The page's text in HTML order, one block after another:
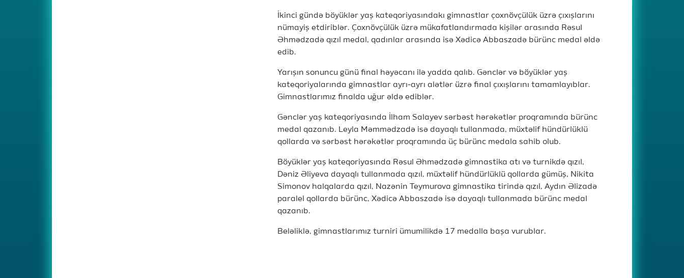
İkinci gündə böyüklər yaş kateqoriyasındakı gimnastlar çoxnövçülük üzrə çıxışlarını
nümayiş etdiriblər. Çoxnövçülük üzrə mükafatlandırmada kişilər arasında Rəsul
Əhmədzadə qızıl medal, qadınlar arasında isə Xədicə Abbaszadə bürünc medal əldə
edib.
Yarışın sonuncu günü final həyəcanı ilə yadda qalıb. Gənclər və böyüklər yaş
kateqoriyalarında gimnastlar ayrı-ayrı alətlər üzrə final çıxışlarını tamamlayıblar.
Gimnastlarımız finalda uğur əldə ediblər.
Gənclər yaş kateqoriyasında İlham Salayev sərbəst hərəkətlər proqramında bürünc
medal qazanıb. Leyla Məmmədzadə isə dayaqlı tullanmada, müxtəlif hündürlüklü
qollarda və sərbəst hərəkətlər proqramında üç bürünc medala sahib olub.
Böyüklər yaş kateqoriyasında Rəsul Əhmədzadə gimnastika atı və turnikdə qızıl,
Dəniz Əliyeva dayaqlı tullanmada qızıl, müxtəlif hündürlüklü qollarda gümüş, Nikita
Simonov halqalarda qızıl, Nazənin Teymurova gimnastika tirində qızıl, Aydın Əlizadə
paralel qollarda bürünc, Xədicə Abbaszadə isə dayaqlı tullanmada bürünc medal
qazanıb.
Beləliklə, gimnastlarımız turniri ümumilikdə 17 medalla başa vurublar.